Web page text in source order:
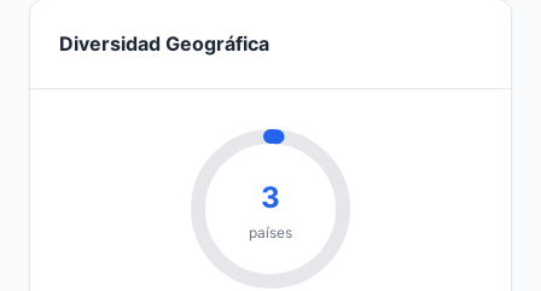
Diversidad Geográfica
3
países